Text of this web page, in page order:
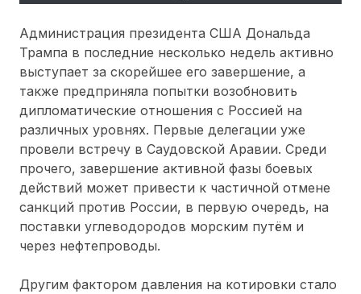
Администрация президента США Дональда
Трампа в последние несколько недель активно
выступает за скорейшее его завершение, а
также предприняла попытки возобновить
дипломатические отношения с Россией на
различных уровнях. Первые делегации уже
провели встречу в Саудовской Аравии. Среди
прочего, завершение активной фазы боевых
действий может привести к частичной отмене
санкций против России, в первую очередь, на
поставки углеводородов морским путём и
через нефтепроводы.
Другим фактором давления на котировки стало